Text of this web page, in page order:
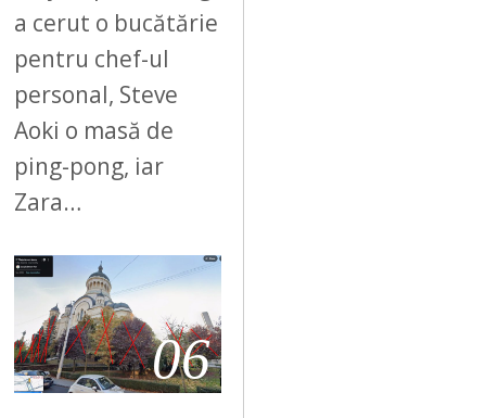
a cerut o bucătărie
pentru chef-ul
personal, Steve
Aoki o masă de
ping-pong, iar
Zara…
06